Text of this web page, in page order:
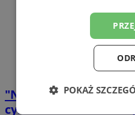
"Najnowsze sposoby
cyberoszustów" –
POKAŻ